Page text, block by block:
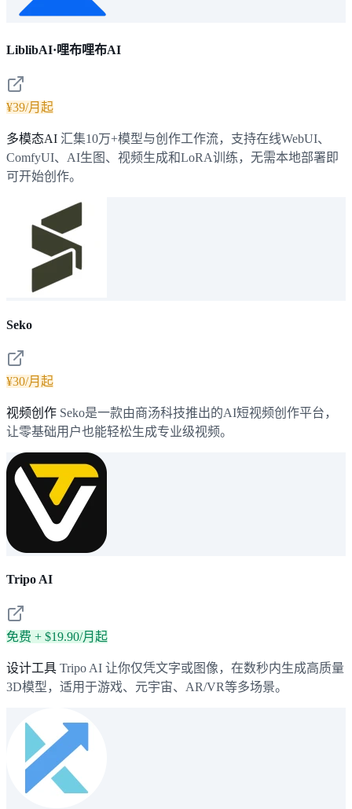
LiblibAI·哩布哩布AI
¥39/月起
多模态AI 汇集10万+模型与创作工作流，支持在线WebUI、
ComfyUI、AI生图、视频生成和LoRA训练，无需本地部署即
可开始创作。
Seko
¥30/月起
视频创作 Seko是一款由商汤科技推出的AI短视频创作平台，
让零基础用户也能轻松生成专业级视频。
Tripo AI
免费 + $19.90/月起
设计工具 Tripo AI 让你仅凭文字或图像，在数秒内生成高质量
3D模型，适用于游戏、元宇宙、AR/VR等多场景。